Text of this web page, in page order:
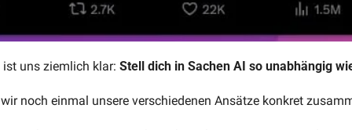
uns ziemlich klar: Stell dich in Sachen AI so unabhängig
noch einmal unsere verschiedenen Ansätze konkret